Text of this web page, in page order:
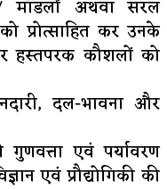
मॉडलों अथवा सरल
प्रोत्साहित कर उनके
हस्तपरक कौशलों को
दल-भावना और
एवं पर्यावरण
एवं प्रौद्योगिकी की